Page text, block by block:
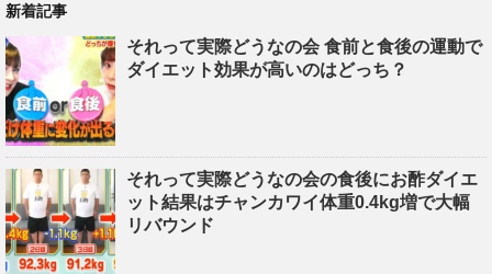
新着記事
それって実際どうなの会 食前と食後の運動で
ダイエット効果が高いのはどっち？
それって実際どうなの会の食後にお酢ダイエ
ット結果はチャンカワイ体重0.4kg増で大幅
リバウンド